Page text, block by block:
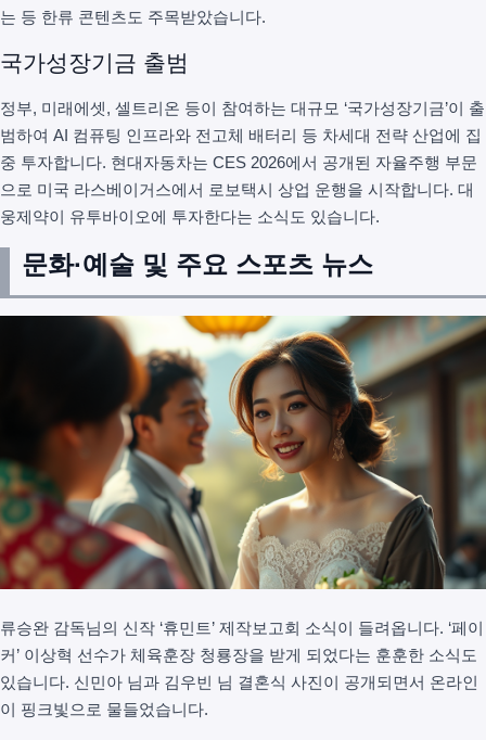
는 등 한류 콘텐츠도 주목받았습니다.
국가성장기금 출범
정부, 미래에셋, 셀트리온 등이 참여하는 대규모 ‘국가성장기금’이 출
범하여 AI 컴퓨팅 인프라와 전고체 배터리 등 차세대 전략 산업에 집
중 투자합니다. 현대자동차는 CES 2026에서 공개된 자율주행 부문
으로 미국 라스베이거스에서 로보택시 상업 운행을 시작합니다. 대
웅제약이 유투바이오에 투자한다는 소식도 있습니다.
문화·예술 및 주요 스포츠 뉴스
류승완 감독님의 신작 ‘휴민트’ 제작보고회 소식이 들려옵니다. ‘페이
커’ 이상혁 선수가 체육훈장 청룡장을 받게 되었다는 훈훈한 소식도
있습니다. 신민아 님과 김우빈 님 결혼식 사진이 공개되면서 온라인
이 핑크빛으로 물들었습니다.